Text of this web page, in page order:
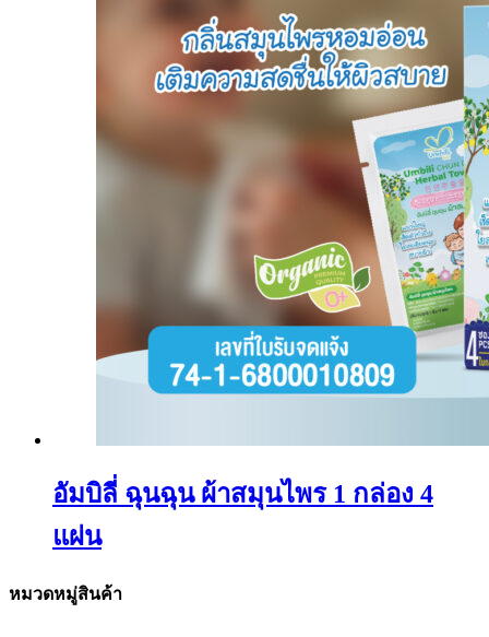
อัมบิลี่ ฉุนฉุน ผ้าสมุนไพร 1 กล่อง 4
แผ่น
หมวดหมู่สินค้า